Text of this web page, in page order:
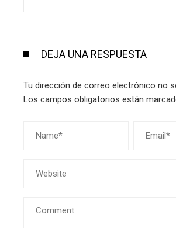
DEJA UNA RESPUESTA
Tu dirección de correo electrónico no
Los campos obligatorios están